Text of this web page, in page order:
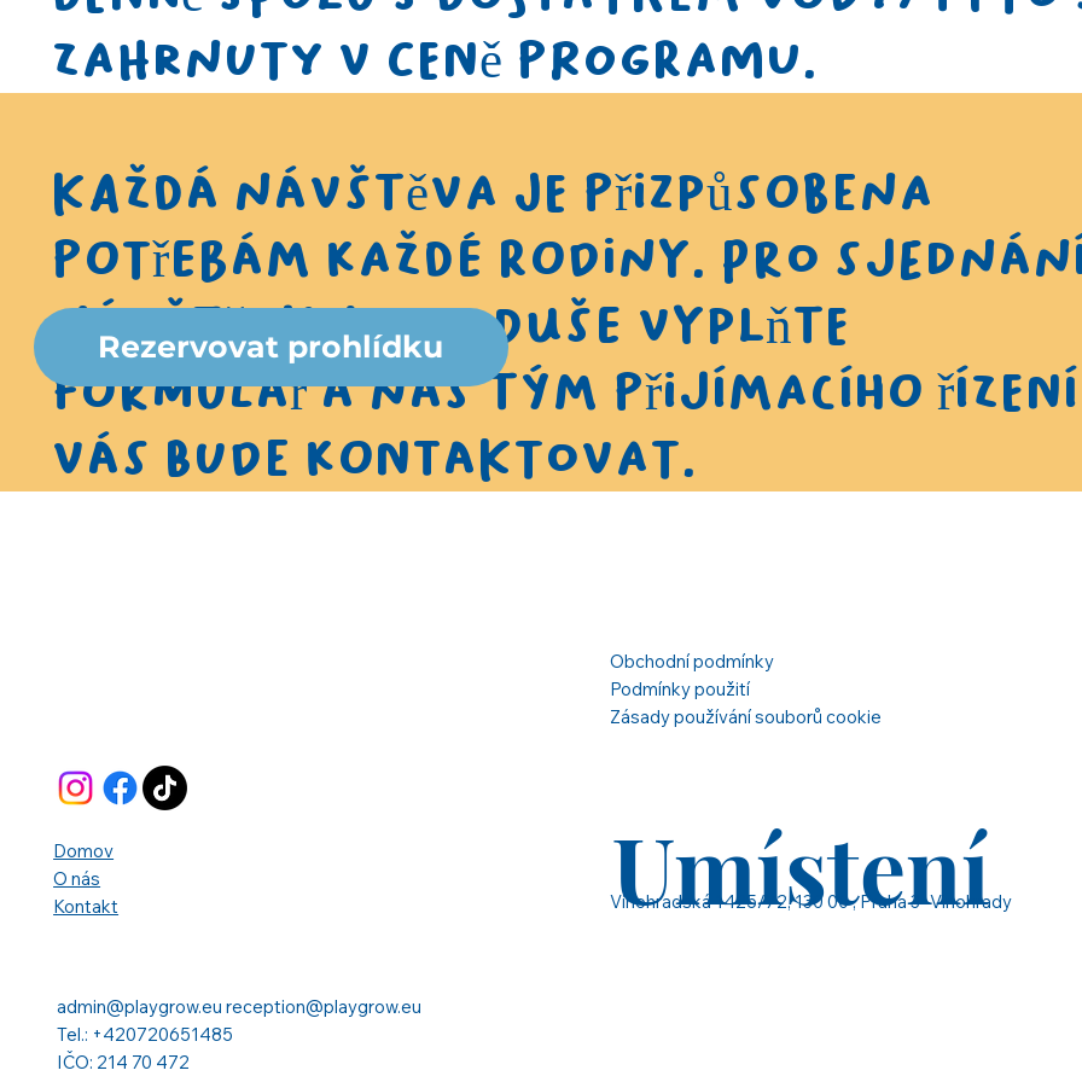
zahrnuty v ceně programu.
Každá návštěva je přizpůsobena
potřebám každé rodiny. Pro
návštěvy jednoduše vyplňte
formulář a náš tým přijímacího řízení
vás bude kontaktovat.
Rezervovat prohlídku
Domov
O nás
Kontakt
admin@playgrow.eu reception@playgrow.eu
Tel.: +420720651485
IČO: 214 70 472
Obchodní podmínky
Podmínky použití
Zásady používání souborů cookie
Umístení
Vinohradská 1425/72, 130 00 , Praha 3 -Vinohrady